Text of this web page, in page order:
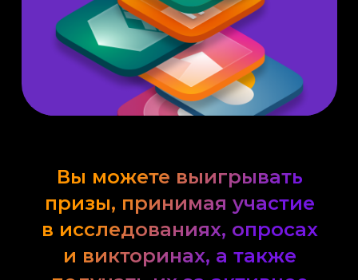
Вы можете выигрывать
призы, принимая участие
в исследованиях, опросах
и викторинах, а также